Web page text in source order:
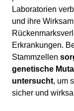
Laboratorien
und ihre
Erkrankungen.
Stammzellen
genetische
untersucht, um
sicher und